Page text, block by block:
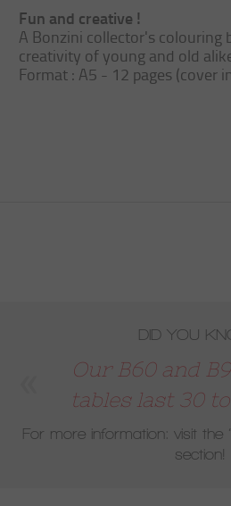
Fun and creative !
A Bonzini collector's colouring
creativity of young and old
Format : A5 - 12 pages (cover
DID YOU
Our B60 and
tables last 30
For more information: visit the
section!